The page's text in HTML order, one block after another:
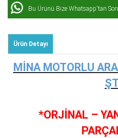
Bu Ürünü Bize Whatsapp'tan
Ürün Detayı
MİNA MOTORLU
*ORJİNAL –